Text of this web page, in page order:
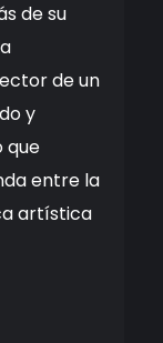
de su
de un
y
que
entre la
artística